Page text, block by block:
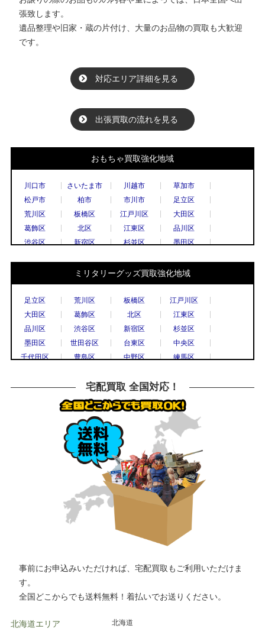
張致します。
遺品整理や旧家・蔵の片付け、大量のお品物の買取も大歓迎
です。
対応エリア詳細を見る
出張買取の流れを見る
おもちゃ買取強化地域
川口市 さいたま市 川越市
草加市
松戸市
柏市 市川市
足立区
荒川区
板橋区 江戸川区
大田区
葛飾区
北区 江東区
品川区
渋谷区
新宿区 杉並区
墨田区
中野区 練馬区
文京区
港区
目黒区 国立市
小金井市
国分寺市
小平市 立川市
調布市
西東京市
八王子市 東村山市
日野市
府中市
三鷹市 武蔵野市
上尾市
春日部市
久喜市 熊谷市
越谷市
秩父市
所沢市 戸田市
新座市
鎌倉市 川崎市
相模原市
横須賀市 横浜市
宇都宮市
高崎市 前橋市
古河市
水戸市
ミリタリーグッズ買取強化地域
足立区 荒川区 板橋区
江戸川区
大田区
葛飾区 北区
江東区
品川区
渋谷区 新宿区
杉並区
墨田区
世田谷区 台東区
中央区
千代田区
豊島区 中野区
練馬区
川崎市 川口市
越谷市
戸田市 さいたま市
所沢市
市川市 柏市
松戸市
高崎市 小山市
宅配買取 全国対応！
事前にお申込みいただければ、宅配買取もご利用いただけま
す。
全国どこからでも送料無料！着払いでお送りください。
北海道エリア 北海道